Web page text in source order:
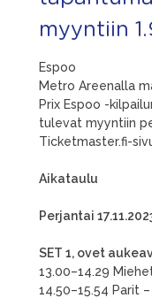
myyntiin
Espoo
Metro Areenalla
Prix Espoo -
tulevat myyntiin
Ticketmaster.fi-
Aikataulu
Perjantai
SET 1, ovet
13.00–14.29
14.50–15.54 Parit